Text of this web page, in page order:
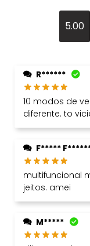
5.00
R******
10 modos de
diferente. to
F*****
multifuncional
jeitos. amei
M*****